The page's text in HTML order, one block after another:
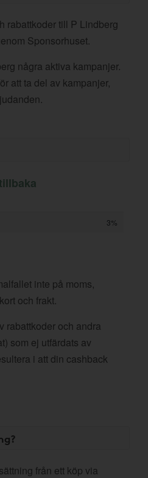
rabattkoder till P Lindberg
Sponsorhuset.
några aktiva kampanjer.
att ta del av kampanjer,
3%
inte på moms,
och frakt.
rabattkoder och andra
som ej utfärdats av
i att din cashback
från ett köp via